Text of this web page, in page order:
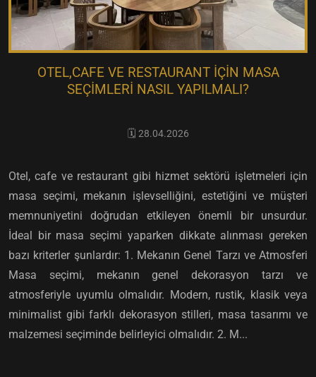
OTEL,CAFE VE RESTAURANT IÇIN MASA
SEÇIMLERI NASIL YAPILMALI?
🗓️ 28.04.2026
Otel, cafe ve restaurant gibi hizmet sektörü işletmeleri için
masa seçimi, mekanın işlevselliğini, estetiğini ve müşteri
memnuniyetini doğrudan etkileyen önemli bir unsurdur.
İdeal bir masa seçimi yaparken dikkate alınması gereken
bazı kriterler şunlardır: 1. Mekanın Genel Tarzı ve Atmosferi
Masa seçimi, mekanın genel dekorasyon tarzı ve
atmosferiyle uyumlu olmalıdır. Modern, rustik, klasik veya
minimalist gibi farklı dekorasyon stilleri, masa tasarımı ve
malzemesi seçiminde belirleyici olmalıdır. 2. M...